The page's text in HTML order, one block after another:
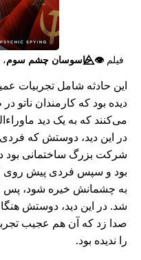
فیلم👁️⃤جاسوسان چشم سوم، ۲۰۱۹. تماشا در
این حادثه شامل تجربیات
دیده بود که کارمندان
می‌کنند که به یک دید
در این دید، دوستش که
شرکت بزرگ ساختمانی بود
بود و سپس فردی پیش روی او
به چشمانش خیره شود، پس
شد. در این دید، دوستش
را ندیده بود.